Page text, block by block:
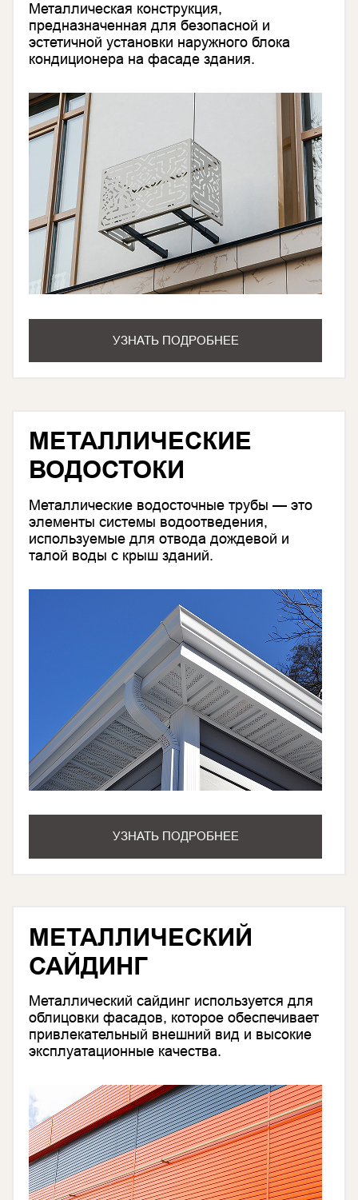
Металлическая конструкция,
предназначенная для безопасной и
эстетичной установки наружного блока
кондиционера на фасаде здания.
УЗНАТЬ ПОДРОБНЕЕ
МЕТАЛЛИЧЕСКИЕ
ВОДОСТОКИ
Металлические водосточные трубы — это
элементы системы водоотведения,
используемые для отвода дождевой и
талой воды с крыш зданий.
УЗНАТЬ ПОДРОБНЕЕ
МЕТАЛЛИЧЕСКИЙ
САЙДИНГ
Металлический сайдинг используется для
облицовки фасадов, которое обеспечивает
привлекательный внешний вид и высокие
эксплуатационные качества.